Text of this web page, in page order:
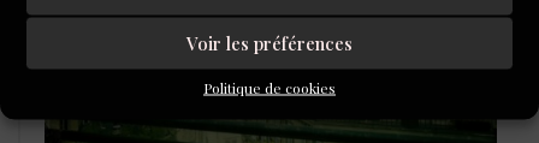
Voir les préférences
Politique de cookies